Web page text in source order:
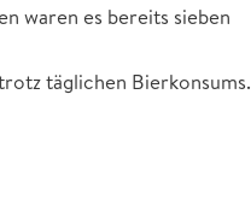
waren es bereits sieben
täglichen Bierkonsums.